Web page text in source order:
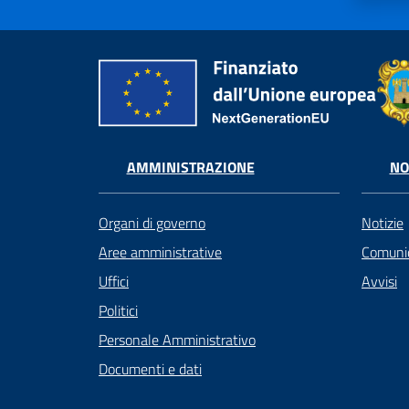
AMMINISTRAZIONE
Organi di governo
Aree amministrative
Uffici
Politici
Personale Amministrativo
Documenti e dati
Notizie
Avvisi